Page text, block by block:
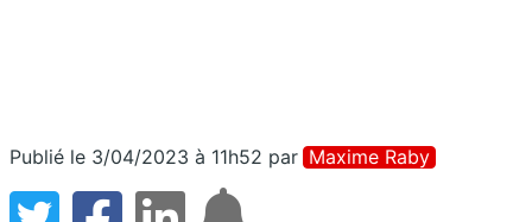
Publié le 3/04/2023 à 11h52 par Maxime Raby